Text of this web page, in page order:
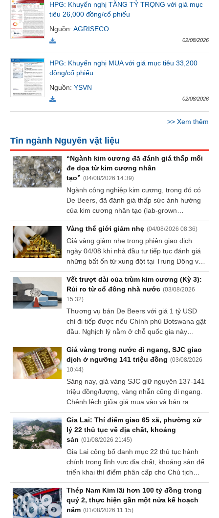
HPG: Khuyến nghị TĂNG TỶ TRỌNG với giá mục
tiêu 26,000 đồng/cổ phiếu
Nguồn:AGRISECO
02/08/2026
HPG: Khuyến nghị MUA với giá mục tiêu 33,200
đồng/cổ phiếu
Nguồn:YSVN
02/08/2026
>> Xem thêm
Tin ngành Nguyên vật liệu
“Ngành kim cương đã đánh giá thấp mối
đe dọa từ kim cương nhân
tạo” (04/08/2026 14:39)
Ngành công nghiệp kim cương, trong đó có
De Beers, đã đánh giá thấp sức ảnh hưởng
của kim cương nhân tạo (lab-grown
diamonds) - yếu tố đang làm thay đổi cục
diện thị trường kim cương tự nhiên. Đây là
nhận định của ông Duncan Wanblad, CEO
tập đoàn khai khoáng Anglo American.
Vàng thế giới giảm nhẹ (04/08/2026 08:36)
Giá vàng giảm nhẹ trong phiên giao dịch
ngày 04/08 khi nhà đầu tư tiếp tục đánh giá
những bất ổn từ xung đột tại Trung Đông và
nguy cơ lạm phát gia tăng, đồng thời chờ
loạt dữ liệu việc làm của Mỹ trong tuần này
để tìm thêm tín hiệu về lộ trình chính sách
của Cục Dự trữ Liên bang Mỹ (Fed).
Vết trượt dài của trùm kim cương (Kỳ 3):
Rủi ro từ cổ đông nhà nước (03/08/2026
15:32)
Thương vụ bán De Beers với giá 1 tỷ USD
chỉ đi tiếp được nếu Chính phủ Botswana gật
đầu. Nghịch lý nằm ở chỗ quốc gia này
muốn mua thêm cổ phần vào đúng lúc tài
sản mất giá, đây là lựa chọn hợp lý với một
ngân sách sống nhờ kim cương, nhưng lại là
thứ khiến nhà đầu tư tư nhân trả giá thấp.
Giá vàng trong nước đi ngang, SJC giao
dịch ở ngưỡng 141 triệu đồng (03/08/2026
10:44)
Sáng nay, giá vàng SJC giữ nguyên 137-141
triệu đồng/lượng, vàng nhẫn cũng đi ngang.
Chênh lệch giữa giá mua vào và bán ra
được các doanh nghiệp kinh doanh vàng
duy trì ở mức 4 triệu đồng/lượng.
Gia Lai: Thí điểm giao 65 xã, phường xử
lý 22 thủ tục về địa chất, khoáng
sản (01/08/2026 21:45)
Gia Lai công bố danh mục 22 thủ tục hành
chính trong lĩnh vực địa chất, khoáng sản để
triển khai thí điểm phân cấp cho Chủ tịch
UBND 65 xã, phường.
Thép Nam Kim lãi hơn 100 tỷ đồng trong
quý 2, thực hiện gần một nửa kế hoạch
năm (01/08/2026 11:15)
Bài
viết
của
tác
(-)
Báo
cáo
Thuật
ngữ
(-)
(-)
Đào
Công
chính